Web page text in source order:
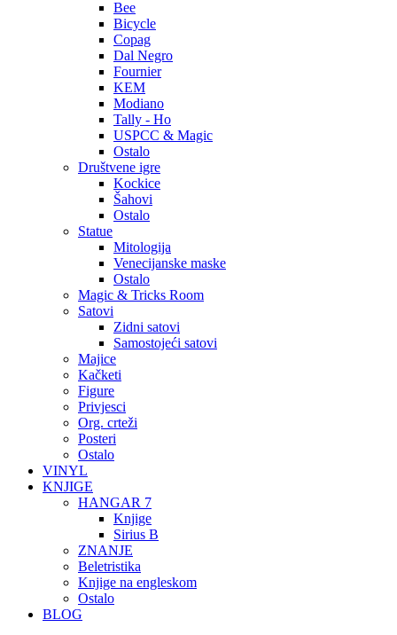
Bee
Bicycle
Copag
Dal Negro
Fournier
KEM
Modiano
Tally - Ho
USPCC & Magic
Ostalo
Društvene igre
Kockice
Šahovi
Ostalo
Statue
Mitologija
Venecijanske maske
Ostalo
Magic & Tricks Room
Satovi
Zidni satovi
Samostojeći satovi
Majice
Kačketi
Figure
Privjesci
Org. crteži
Posteri
Ostalo
VINYL
KNJIGE
HANGAR 7
Knjige
Sirius B
ZNANJE
Beletristika
Knjige na engleskom
Ostalo
BLOG